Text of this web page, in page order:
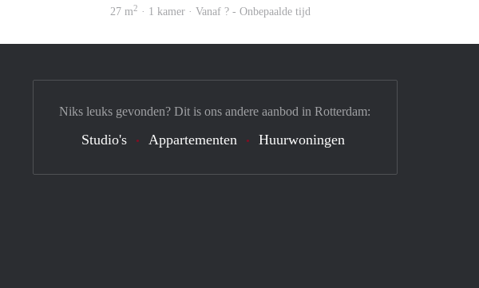
27 m2 · 1 kamer · Vanaf ? - Onbepaalde tijd
Niks leuks gevonden? Dit is ons andere aanbod in Rotterdam:
Studio's Appartementen Huurwoningen